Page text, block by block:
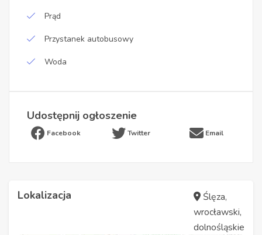
Prąd
Przystanek autobusowy
Woda
Udostępnij ogłoszenie
Facebook Twitter Email
Lokalizacja
Ślęza,
wrocławski,
dolnośląskie